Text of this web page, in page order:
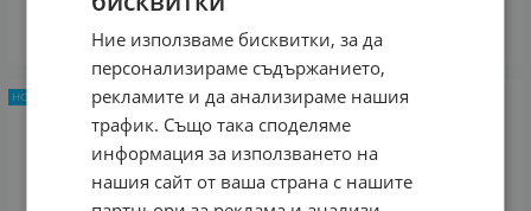
НОВ ПРОДУКТ
Ние използваме бисквитки, за да
персонализираме съдържанието,
рекламите и да анализираме нашия
трафик. Също така споделяме
информация за използването на
нашия сайт от ваша страна с нашите